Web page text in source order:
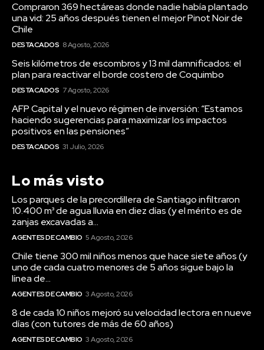
Compraron 369 hectáreas donde nadie había plantado
una vid: 25 años después tienen el mejor Pinot Noir de
Chile
DESTACADOS 8 Agosto, 2026
Seis kilómetros de escombros y 13 mil damnificados: el
plan para reactivar el borde costero de Coquimbo
DESTACADOS 7 Agosto, 2026
AFP Capital y el nuevo régimen de inversión: “Estamos
haciendo sugerencias para maximizar los impactos
positivos en las pensiones”
DESTACADOS 31 Julio, 2026
Lo más visto
Los parques de la precordillera de Santiago infiltraron
10.400 m³ de agua lluvia en diez días (y el mérito es de
zanjas excavadas a...
AGENTES DE CAMBIO 5 Agosto, 2026
Chile tiene 300 mil niños menos que hace siete años (y
uno de cada cuatro menores de 5 años sigue bajo la
línea de...
AGENTES DE CAMBIO 3 Agosto, 2026
8 de cada 10 niños mejoró su velocidad lectora en nueve
días (con tutores de más de 60 años)
AGENTES DE CAMBIO 3 Agosto, 2026